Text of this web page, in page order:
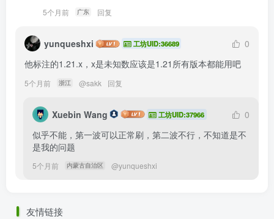
5个月前 广东 回复
yunqueshxi 工坊UID:36689
0
他标注的1.21.x，x是未知数应该是1.21所有版本都能用吧
5个月前 浙江 @sakk 回复
Xuebin Wang 工坊UID:37966
0
似乎不能，第一波可以正常刷，第二波不行，不知道是不
是我的问题
5个月前 内蒙古自治区 @yunqueshxi
友情链接